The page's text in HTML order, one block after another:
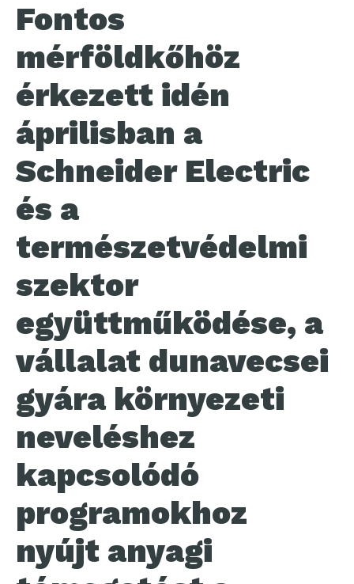
Fontos
mérföldkőhöz
érkezett idén
áprilisban a
Schneider Electric
és a
természetvédelmi
szektor
együttműködése, a
vállalat dunavecsei
gyára környezeti
neveléshez
kapcsolódó
programokhoz
nyújt anyagi